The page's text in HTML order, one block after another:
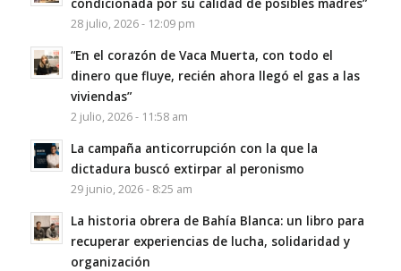
28 julio, 2026 - 12:09 pm
“En el corazón de Vaca Muerta, con todo el
dinero que fluye, recién ahora llegó el gas a las
viviendas”
2 julio, 2026 - 11:58 am
La campaña anticorrupción con la que la
dictadura buscó extirpar al peronismo
29 junio, 2026 - 8:25 am
La historia obrera de Bahía Blanca: un libro para
recuperar experiencias de lucha, solidaridad y
organización